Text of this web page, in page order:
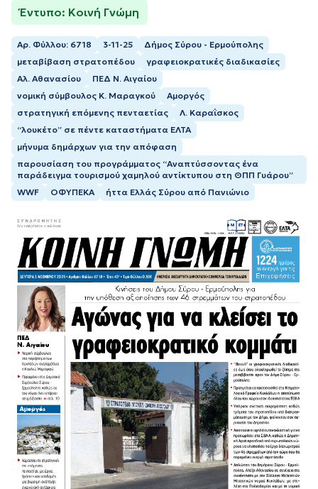
Έντυπο: Κοινή Γνώμη
Αρ. Φύλλου: 6718 3-11-25
Δήμος Σύρου - Ερμούπολης
μεταβίβαση στρατοπέδου
γραφειοκρατικές διαδικασίες
Αλ. Αθανασίου
ΠΕΔ Ν. Αιγαίου
νομική σύμβουλος Κ. Μαραγκού
Αμοργός
στρατηγική επόμενης πενταετίας
Λ. Καραΐσκος
“λουκέτο” σε πέντε καταστήματα ΕΛΤΑ
μήνυμα δημάρχων για την απόφαση
παρουσίαση του προγράμματος “Αναπτύσσοντας ένα
παράδειγμα τουρισμού χαμηλού αντίκτυπου στη ΘΠΠ Γυάρου”
WWF
ΟΦΥΠΕΚΑ ήττα Ελλάς Σύρου από Πανιώνιο